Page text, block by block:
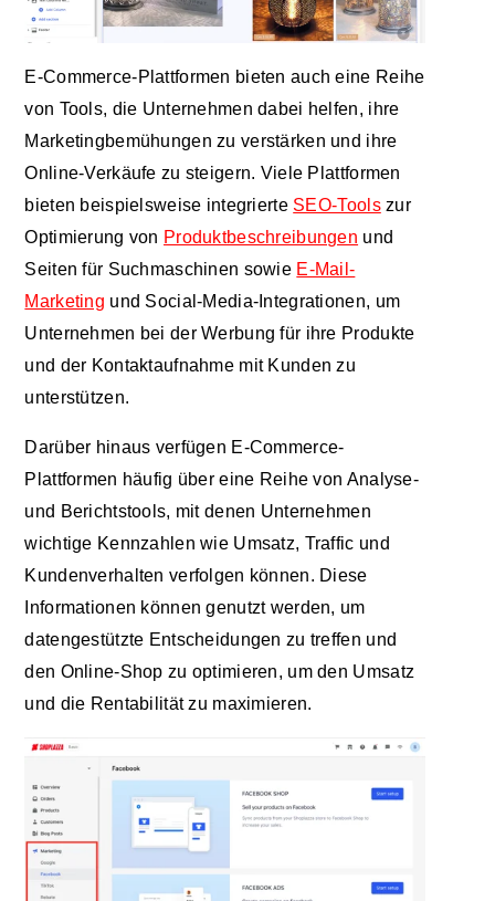
E-Commerce-Plattformen bieten auch eine Reihe
von Tools, die Unternehmen dabei helfen, ihre
Marketingbemühungen zu verstärken und ihre
Online-Verkäufe zu steigern. Viele Plattformen
bieten beispielsweise integrierte SEO-Toolszur
Optimierung von Produktbeschreibungen und
Seiten für Suchmaschinen sowie E-Mail-
Marketing und Social-Media-Integrationen, um
Unternehmen bei der Werbung für ihre Produkte
und der Kontaktaufnahme mit Kunden zu
unterstützen.
Darüber hinaus verfügen E-Commerce-
Plattformen häufig über eine Reihe von Analyse-
und Berichtstools, mit denen Unternehmen
wichtige Kennzahlen wie Umsatz, Traffic und
Kundenverhalten verfolgen können. Diese
Informationen können genutzt werden, um
datengestützte Entscheidungen zu treffen und
den Online-Shop zu optimieren, um den Umsatz
und die Rentabilität zu maximieren.